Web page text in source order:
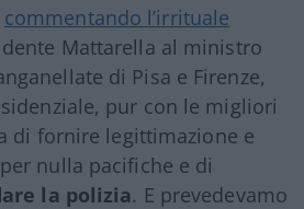
commentando l’irrituale
Mattarella al ministro
di Pisa e Firenze,
pur con le migliori
di fornire legittimazione e
nulla pacifiche e di
la polizia. E prevedevamo